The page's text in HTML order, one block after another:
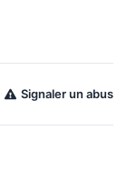
Signaler un abus